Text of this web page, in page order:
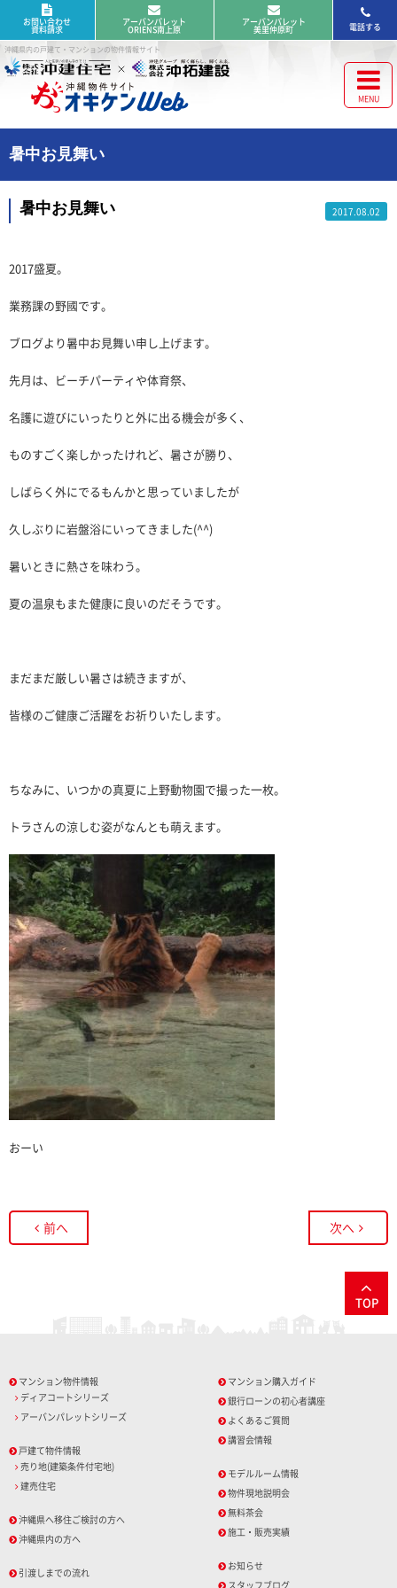
沖縄県内の戸建て・マンションの物件情報サイト
電話する
アーバンパレット
美里仲原町
アーバンパレット
ORIENS南上原
お問い合わせ
資料請求
暑中お見舞い
暑中お見舞い 2017.08.02
2017盛夏。
業務課の野國です。
ブログより暑中お見舞い申し上げます。
先月は、ビーチパーティや体育祭、
名護に遊びにいったりと外に出る機会が多く、
ものすごく楽しかったけれど、暑さが勝り、
しばらく外にでるもんかと思っていましたが
久しぶりに岩盤浴にいってきました(^^)
暑いときに熱さを味わう。
夏の温泉もまた健康に良いのだそうです。
まだまだ厳しい暑さは続きますが、
皆様のご健康ご活躍をお祈りいたします。
ちなみに、いつかの真夏に上野動物園で撮った一枚。
トラさんの涼しむ姿がなんとも萌えます。
おーい
次へ
前へ
TOP
マンション物件情報
ディアコートシリーズ
アーバンパレットシリーズ
戸建て物件情報
売り地(建築条件付宅地)
建売住宅
沖縄県へ移住ご検討の方へ
沖縄県内の方へ
引渡しまでの流れ
マンション購入ガイド
銀行ローンの初心者講座
よくあるご質問
講習会情報
モデルルーム情報
物件現地説明会
無料茶会
施工・販売実績
お知らせ
スタッフブログ